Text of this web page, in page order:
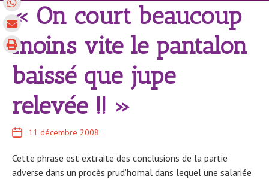
« On court beaucoup
moins vite le pantalon
baissé que jupe
relevée !! »
11 décembre 2008
Cette phrase est extraite des conclusions de la partie
adverse dans un procès prud’homal dans lequel une salariée